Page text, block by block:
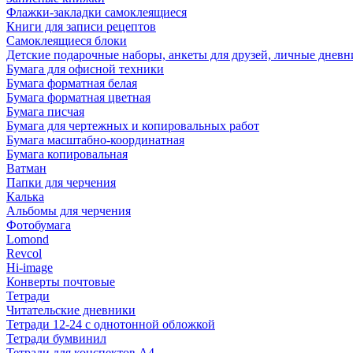
Флажки-закладки самоклеящиеся
Книги для записи рецептов
Самоклеящиеся блоки
Детские подарочные наборы, анкеты для друзей, личные
Бумага для офисной техники
Бумага форматная белая
Бумага форматная цветная
Бумага писчая
Бумага для чертежных и копировальных работ
Бумага масштабно-координатная
Бумага копировальная
Ватман
Папки для черчения
Калька
Альбомы для черчения
Фотобумага
Lomond
Revcol
Hi-image
Конверты почтовые
Тетради
Читательские дневники
Тетради 12-24 с однотонной обложкой
Тетради бумвинил